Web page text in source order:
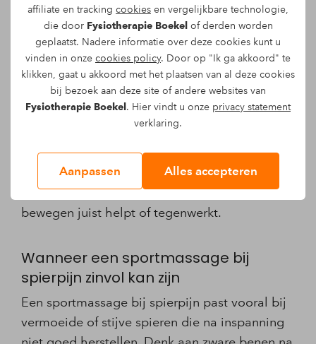
affiliate en tracking cookies en vergelijkbare technologie,
die door Fysiotherapie Boekel of derden worden
geplaatst. Nadere informatie over deze cookies kunt u
vinden in onze cookies policy. Door op "Ik ga akkoord" te
klikken, gaat u akkoord met het plaatsen van al deze cookies
bij bezoek aan deze site of andere websites van
Fysiotherapie Boekel . Hier vindt u onze privacy statement
verklaring.
Aanpassen Alles accepteren
Sportmassage bij spierpijn,
wanneer helpt het echt
Spierpijn na sporten voelt vaak onschuldig,
maar dat is niet altijd zo. Soms gaat het om
normale napijn na een zwaardere training.
Soms is een spier duidelijk overbelast en blijft
stijfheid of drukpijn langer hangen. We kijken
daarom eerst naar het moment waarop de pijn
ontstond, hoe scherp de klacht is en of
bewegen juist helpt of tegenwerkt.
Wanneer een sportmassage bij
spierpijn zinvol kan zijn
Een sportmassage bij spierpijn past vooral bij
vermoeide of stijve spieren die na inspanning